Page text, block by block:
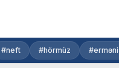
#neft #hörmüz